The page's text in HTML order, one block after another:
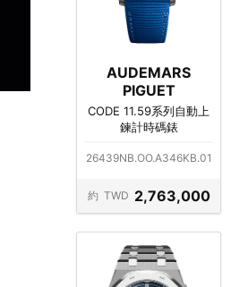
AUDEMARS
PIGUET
CODE 11.59系列自動上
鍊計時碼錶
26439NB.OO.A346KB.01
約 TWD 2,763,000